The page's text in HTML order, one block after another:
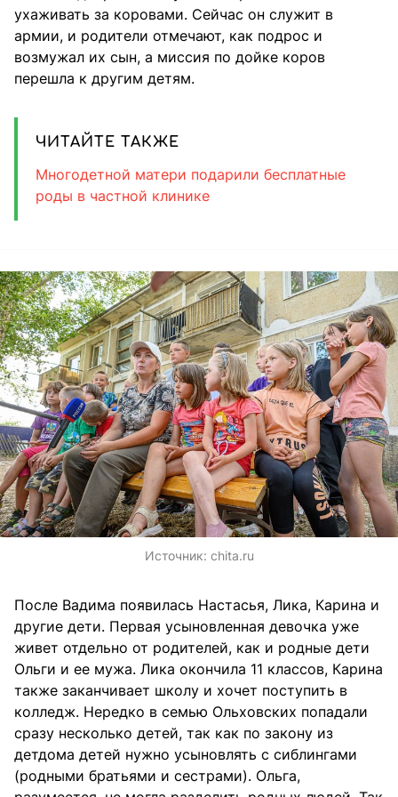
ухаживать за коровами. Сейчас он служит в
армии, и родители отмечают, как подрос и
возмужал их сын, а миссия по дойке коров
перешла к другим детям.
ЧИТАЙТЕ ТАКЖЕ
Многодетной матери подарили бесплатные
роды в частной клинике
Источник: chita.ru
После Вадима появилась Настасья, Лика, Карина и
другие дети. Первая усыновленная девочка уже
живет отдельно от родителей, как и родные дети
Ольги и ее мужа. Лика окончила 11 классов, Карина
также заканчивает школу и хочет поступить в
колледж. Нередко в семью Ольховских попадали
сразу несколько детей, так как по закону из
детдома детей нужно усыновлять с сиблингами
(родными братьями и сестрами). Ольга,